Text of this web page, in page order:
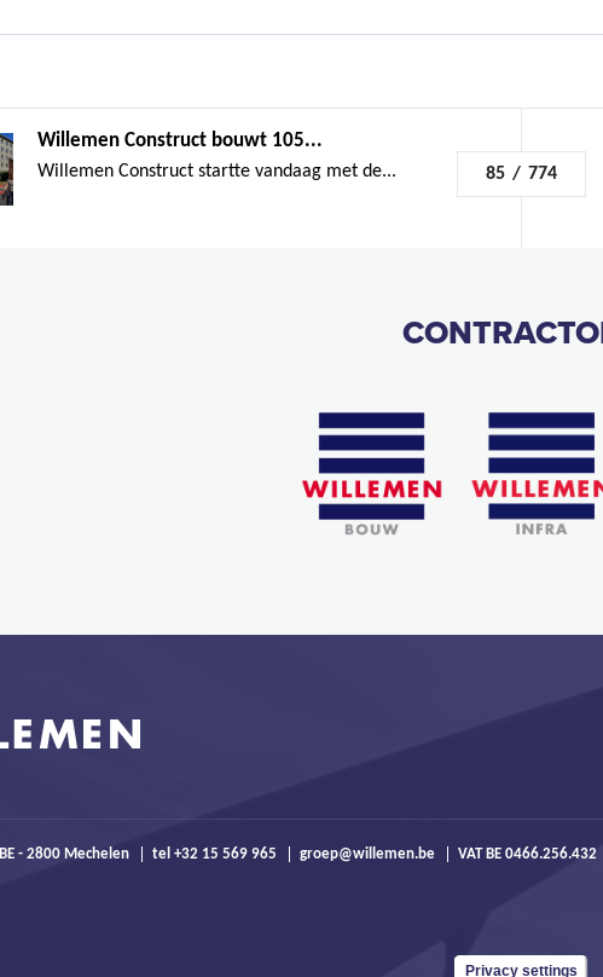
Willemen Construct bouwt 105...
Willemen Construct startte vandaag met de... 85 / 774
BE - 2800 Mechelen tel +32 15 569 965 groep@willemen.be VAT BE 0466.256.432
Privacy settings